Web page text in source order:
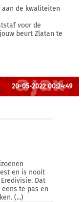
de kwaliteiten
voor de
beurt Zlatan te
20-05-2022 00:24:49
en is nooit
Dat
te pas en
(...)